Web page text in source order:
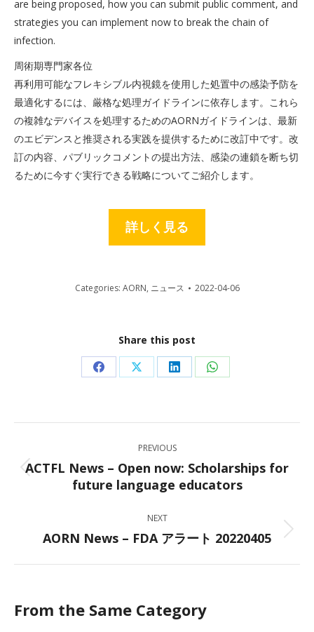
are being proposed, how you can submit public comment, and
strategies you can implement now to break the chain of
infection.
周術期専門家各位
再利用可能なフレキシブル内視鏡を使用した処置中の感染予防を
最適化するには、厳格な処理ガイドラインに依存します。これら
の複雑なデバイスを処理するためのAORNガイドラインは、最新
のエビデンスと推奨される実践を提供するために改訂中です。改
訂の内容、パブリックコメントの提出方法、感染の連鎖を断ち切
るために今すぐ実行できる戦略についてご紹介します。
詳しく見る
Categories: AORN, ニュース 2022-04-06
Share this post
Share
Facebook
Share
X
Share
LinkedIn
Share
WhatsApp
navigation
PREVIOUS
Previous
post:
ACTFL News – Open now: Scholarships for
future language educators
NEXT
Next
AORN News – FDA アラート 20220405
From the Same Category